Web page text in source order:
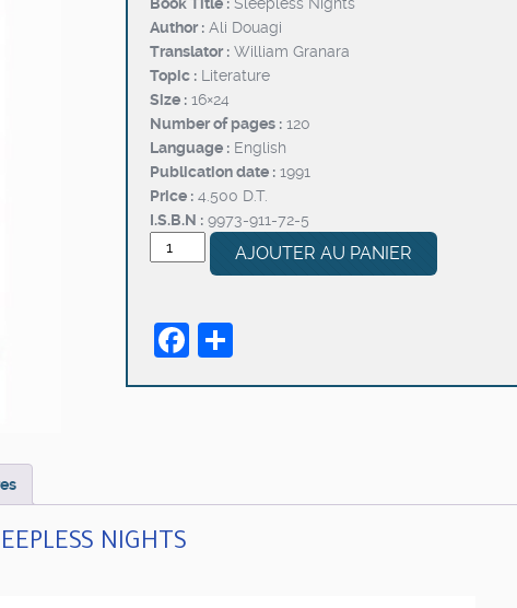
initial
était :
actuel
د.ت3,600.
Author : Ali Douagi
Translator : William Granara
Topic : Literature
Size : 16×24
Number of pages : 120
Language : English
Publication date : 1991
Price : 4.500 D.T.
I.S.B.N : 9973-911-72-5
quantité
de
AJOUTER AU PANIER
Facebook
NIGHTS